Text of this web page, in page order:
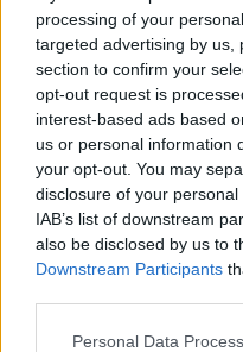
processing of your
targeted advertising by us,
section to confirm your
opt-out request is
interest-based ads based
us or personal information
your opt-out. You may
disclosure of your
IAB’s list of downstream
also be disclosed by us to
Downstream Participants
Personal Data
ALLMÄNT